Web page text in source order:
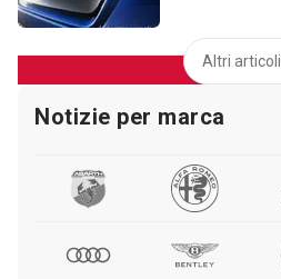
Altri articoli
Notizie per marca